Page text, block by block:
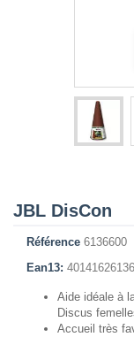
JBL DisCon
Référence 6136600
Ean13:
Aide idéale à
Discus
Accueil très